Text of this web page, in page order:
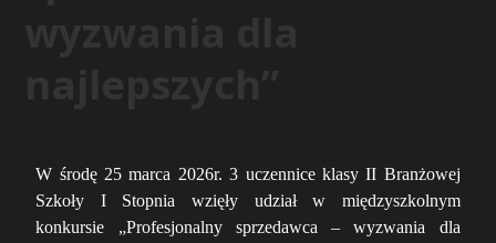
W środę 25 marca 2026r. 3 uczennice klasy II Branżowej
Szkoły I Stopnia wzięły udział w międzyszkolnym
konkursie „Profesjonalny sprzedawca – wyzwania dla